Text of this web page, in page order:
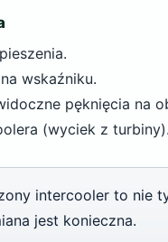
wskaźniku.
pęknięcia na
(wyciek z
intercooler to nie
jest konieczna.